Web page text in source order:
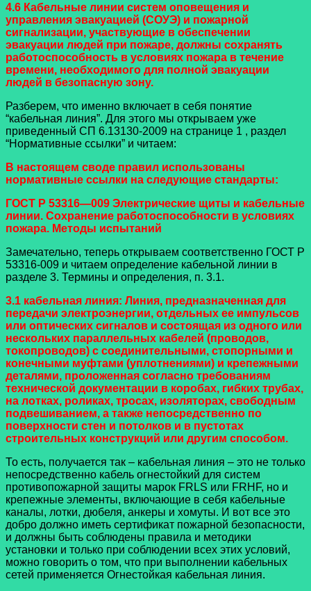
4.6 Кабельные линии систем оповещения и
управления эвакуацией (СОУЭ) и пожарной
сигнализации, участвующие в обеспечении
эвакуации людей при пожаре, должны сохранять
работоспособность в условиях пожара в течение
времени, необходимого для полной эвакуации
людей в безопасную зону.
Разберем, что именно включает в себя понятие
“кабельная линия”. Для этого мы открываем уже
приведенный СП 6.13130-2009 на странице 1 , раздел
“Нормативные ссылки” и читаем:
В настоящем своде правил использованы
нормативные ссылки на следующие стандарты:
ГОСТ Р 53316—009 Электрические щиты и кабельные
линии. Сохранение работоспособности в условиях
пожара. Методы испытаний
Замечательно, теперь открываем соответственно ГОСТ Р
53316-009 и читаем определение кабельной линии в
разделе 3. Термины и определения, п. 3.1.
3.1 кабельная линия: Линия, предназначенная для
передачи электроэнергии, отдельных ее импульсов
или оптических сигналов и состоящая из одного или
нескольких параллельных кабелей (проводов,
токопроводов) с соединительными, стопорными и
конечными муфтами (уплотнениями) и крепежными
деталями, проложенная согласно требованиям
технической документации в коробах, гибких трубах,
на лотках, роликах, тросах, изоляторах, свободным
подвешиванием, а также непосредственно по
поверхности стен и потолков и в пустотах
строительных конструкций или другим способом.
То есть, получается так – кабельная линия – это не только
непосредственно кабель огнестойкий для систем
противопожарной защиты марок FRLS или FRHF, но и
крепежные элементы, включающие в себя кабельные
каналы, лотки, дюбеля, анкеры и хомуты. И вот все это
добро должно иметь сертификат пожарной безопасности,
и должны быть соблюдены правила и методики
установки и только при соблюдении всех этих условий,
можно говорить о том, что при выполнении кабельных
сетей применяется Огнестойкая кабельная линия.